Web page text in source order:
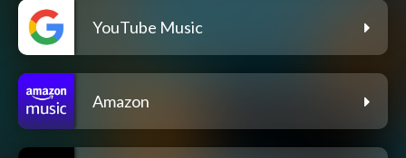
YouTube Music
Amazon